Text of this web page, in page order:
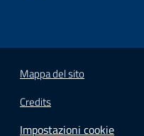
Mappa del sito
Credits
Impostazioni cookie